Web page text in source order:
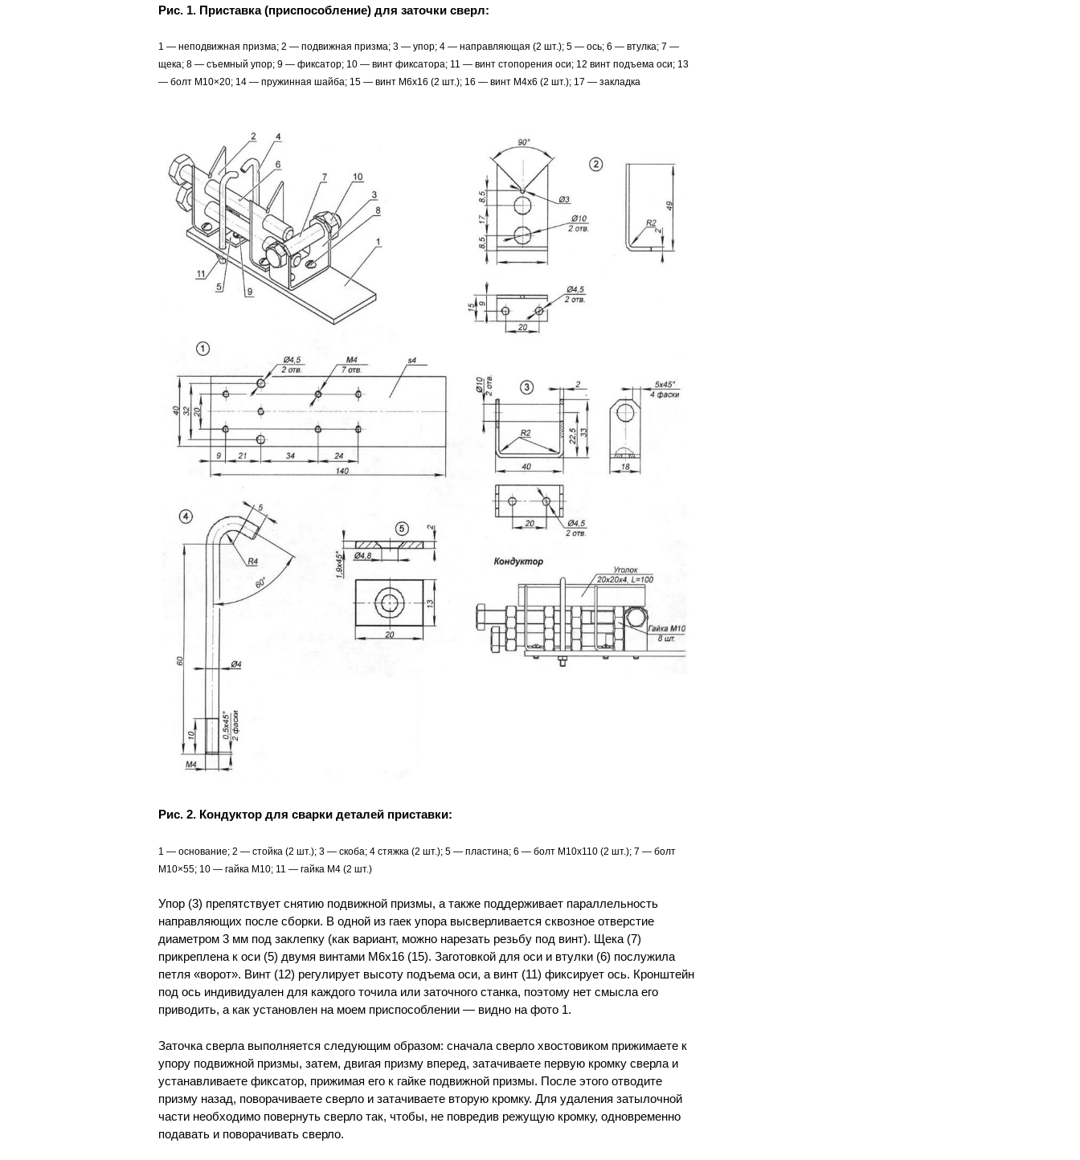
Рис. 1. Приставка (приспособление) для заточки сверл:
1 — неподвижная призма; 2 — подвижная призма; 3 — упор; 4 — направляющая (2 шт.); 5 — ось; 6 — втулка; 7 —
щека; 8 — съемный упор; 9 — фиксатор; 10 — винт фиксатора; 11 — винт стопорения оси; 12 винт подъема оси; 13
— болт М10×20; 14 — пружинная шайба; 15 — винт М6х16 (2 шт.); 16 — винт М4х6 (2 шт.); 17 — закладка
Рис. 2. Кондуктор для сварки деталей приставки:
1 — основание; 2 — стойка (2 шт.); 3 — скоба; 4 стяжка (2 шт.); 5 — пластина; 6 — болт М10х110 (2 шт.); 7 — болт
М10×55; 10 — гайка М10; 11 — гайка М4 (2 шт.)
Упор (3) препятствует снятию подвижной призмы, а также поддерживает параллельность
направляющих после сборки. В одной из гаек упора высверливается сквозное отверстие
диаметром 3 мм под заклепку (как вариант, можно нарезать резьбу под винт). Щека (7)
прикреплена к оси (5) двумя винтами М6х16 (15). Заготовкой для оси и втулки (6) послужила
петля «ворот». Винт (12) регулирует высоту подъема оси, а винт (11) фиксирует ось. Кронштейн
под ось индивидуален для каждого точила или заточного станка, поэтому нет смысла его
приводить, а как установлен на моем приспособлении — видно на фото 1.
Заточка сверла выполняется следующим образом: сначала сверло хвостовиком прижимаете к
упору подвижной призмы, затем, двигая призму вперед, затачиваете первую кромку сверла и
устанавливаете фиксатор, прижимая его к гайке подвижной призмы. После этого отводите
призму назад, поворачиваете сверло и затачиваете вторую кромку. Для удаления затылочной
части необходимо повернуть сверло так, чтобы, не повредив режущую кромку, одновременно
подавать и поворачивать сверло.